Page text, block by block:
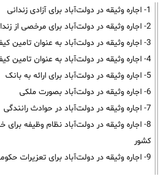
1- اجاره وثیقه در دولت‌آباد برای آزادی زندانی
2- اجاره وثیقه در دولت‌آباد برای مرخصی از زندان
3- اجاره وثیقه در دولت‌آباد به عنوان تامین کیفری در دادسرا
4- اجاره وثیقه در دولت‌آباد به عنوان تامین کیفری در دادگاه
5- اجاره وثیقه در دولت‌آباد برای ارائه به بانک
6- اجاره وثیقه در دولت‌آباد بصورت ملکی
7- اجاره وثیقه در دولت‌آباد در حوادث رانندگی
8- اجاره وثیقه در دولت‌آباد نظام وظیفه
کشور
9- اجاره وثیقه در دولت‌آباد برای تعزیرات حکومتی